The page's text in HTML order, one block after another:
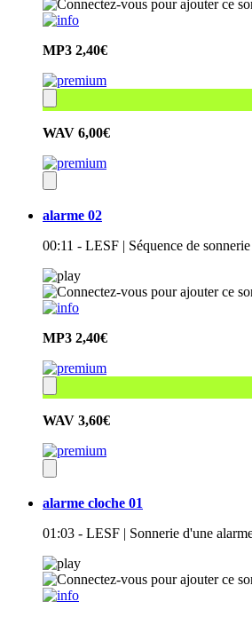
MP3 2,40€
WAV 6,00€
alarme 02
00:11 - LESF | Séquence de
MP3 2,40€
WAV 3,60€
alarme cloche 01
01:03 - LESF | Sonnerie d'une